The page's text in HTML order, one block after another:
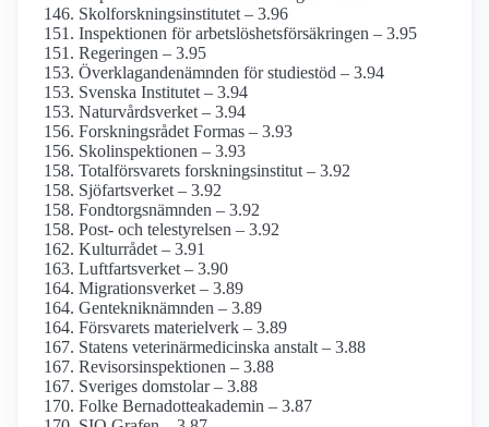
Skolforsknings­institutet – 3.96
Inspektionen för arbetslöshets­försäkringen – 3.95
Regeringen – 3.95
Överklagande­nämnden för studiestöd – 3.94
Svenska Institutet – 3.94
Naturvårds­verket – 3.94
Forskningsrådet Formas – 3.93
Skol­inspektionen – 3.93
Total­försvarets forsknings­institut – 3.92
Sjöfarts­verket – 3.92
Fondtorgsnämnden – 3.92
Post- och tele­styrelsen – 3.92
Kulturrådet – 3.91
Luftfarts­verket – 3.90
Migrationsverket – 3.89
Genteknik­nämnden – 3.89
Försvarets materielverk – 3.89
Statens veterinär­medicinska anstalt – 3.88
Revisors­inspektionen – 3.88
Sveriges domstolar – 3.88
Folke Bernadotte­akademin – 3.87